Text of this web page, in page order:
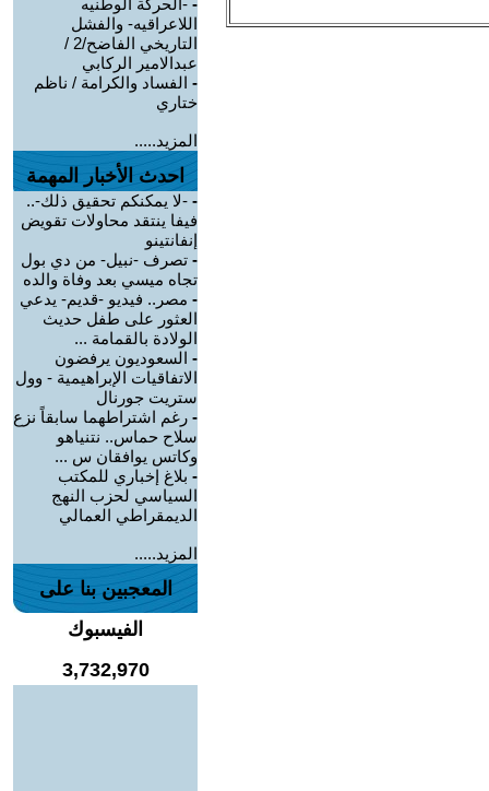
- -الحركة الوطنيه
اللاعراقيه- والفشل
التاريخي الفاضح/2 /
عبدالامير الركابي
- الفساد والكرامة / ناظم
ختاري
المزيد.....
احدث الأخبار المهمة
- -لا يمكنكم تحقيق ذلك-..
فيفا ينتقد محاولات تقويض
إنفانتينو
- تصرف -نبيل- من دي بول
تجاه ميسي بعد وفاة والده
- مصر.. فيديو -قديم- يدعي
العثور على طفل حديث
الولادة بالقمامة ...
- السعوديون يرفضون
الاتفاقيات الإبراهيمية - وول
ستريت جورنال
- رغم اشتراطهما سابقاً نزع
سلاح حماس.. نتنياهو
وكاتس يوافقان س ...
- بلاغ إخباري للمكتب
السياسي لحزب النهج
الديمقراطي العمالي
المزيد.....
المعجبين بنا على
الفيسبوك
3,732,970